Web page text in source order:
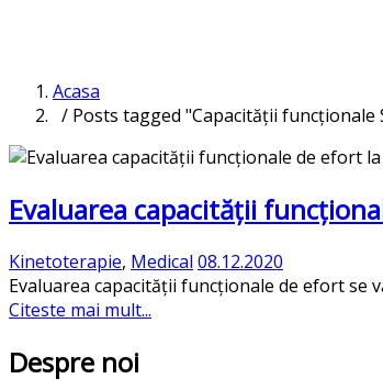
Acasa
/ Posts tagged "Capacității funcționale
Evaluarea capacității
Kinetoterapie, Medical 08.12.2020
Evaluarea capacității funcționale de efort se
Citeste mai mult...
Despre noi